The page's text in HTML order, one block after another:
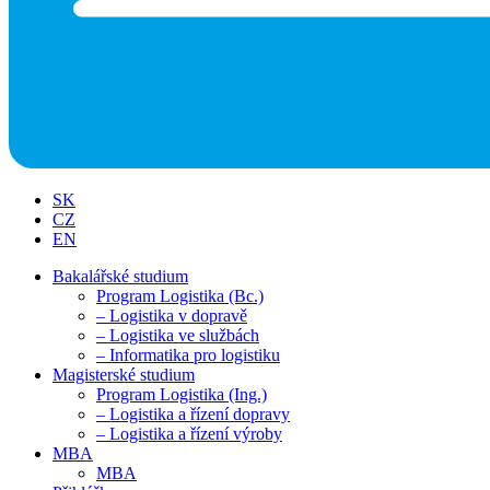
SK
CZ
EN
Bakalářské studium
Program Logistika (Bc.)
– Logistika v dopravě
– Logistika ve službách
– Informatika pro logistiku
Magisterské studium
Program Logistika (Ing.)
– Logistika a řízení dopravy
– Logistika a řízení výroby
MBA
MBA